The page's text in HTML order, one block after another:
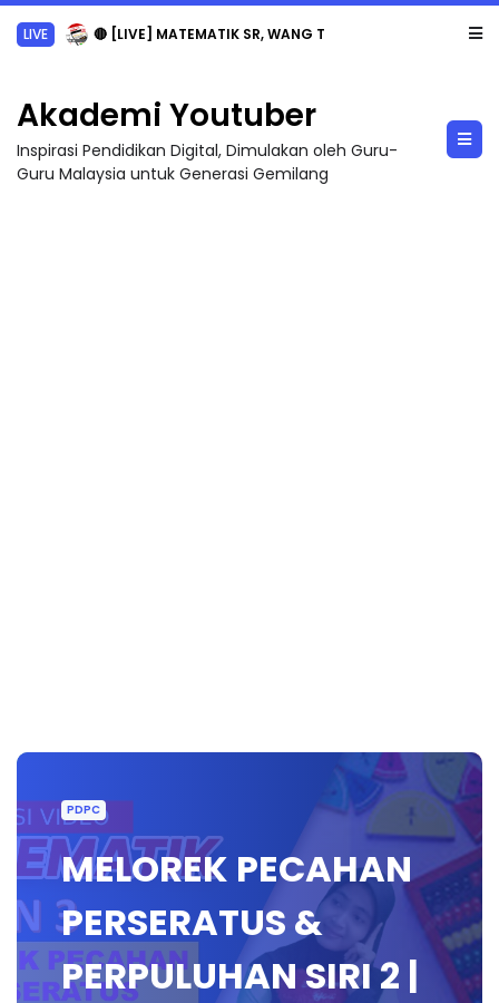
LIVE 🔴 [LIVE] MATEMATIK SR, WANG TAHUN 6 OLEH CIKGU ANITA #ALLINONE #141 #...
Akademi Youtuber
Inspirasi Pendidikan Digital, Dimulakan oleh Guru-
Guru Malaysia untuk Generasi Gemilang
PDPC
MELOREK PECAHAN
PERSERATUS &
PERPULUHAN SIRI 2 |